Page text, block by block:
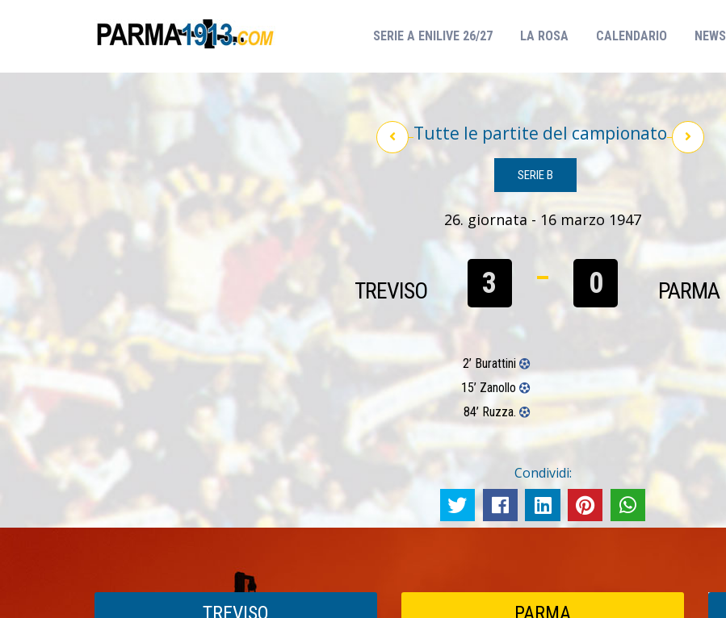
SERIE A ENILIVE 26/27(CURRENT)
LA ROSA CALENDARIO NEWS
Tutte le partite del campionato
SERIE B
26. giornata - 16 marzo 1947
TREVISO 3 0 PARMA
2’ Burattini
15’ Zanollo
84’ Ruzza.
Condividi:
TREVISO PARMA